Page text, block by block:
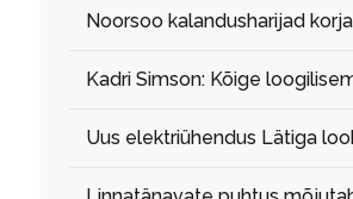
Noorsoo kalandusharijad
Kadri Simson: Kõige
Uus elektriühendus Lätiga